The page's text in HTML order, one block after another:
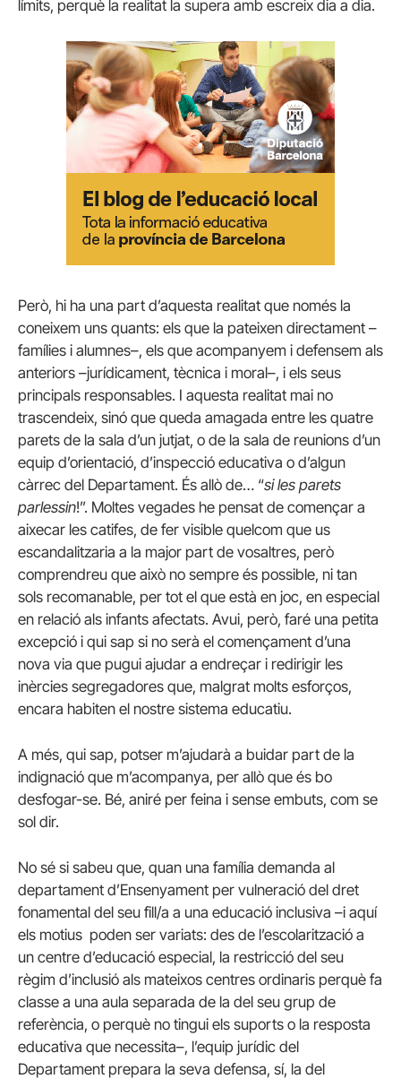
límits, perquè la realitat la supera amb escreix dia a dia.
Però, hi ha una part d’aquesta realitat que només la
coneixem uns quants: els que la pateixen directament –
famílies i alumnes–, els que acompanyem i defensem als
anteriors –jurídicament, tècnica i moral–, i els seus
principals responsables. I aquesta realitat mai no
trascendeix, sinó que queda amagada entre les quatre
parets de la sala d’un jutjat, o de la sala de reunions d’un
equip d’orientació, d’inspecció educativa o d’algun
càrrec del Departament. És allò de… “si les parets
parlessin!”. Moltes vegades he pensat de començar a
aixecar les catifes, de fer visible quelcom que us
escandalitzaria a la major part de vosaltres, però
comprendreu que això no sempre és possible, ni tan
sols recomanable, per tot el que està en joc, en especial
en relació als infants afectats. Avui, però, faré una petita
excepció i qui sap si no serà el començament d’una
nova via que pugui ajudar a endreçar i redirigir les
inèrcies segregadores que, malgrat molts esforços,
encara habiten el nostre sistema educatiu.
A més, qui sap, potser m’ajudarà a buidar part de la
indignació que m’acompanya, per allò que és bo
desfogar-se. Bé, aniré per feina i sense embuts, com se
sol dir.
No sé si sabeu que, quan una família demanda al
departament d’Ensenyament per vulneració del dret
fonamental del seu fill/a a una educació inclusiva –i aquí
els motius poden ser variats: des de l’escolarització a
un centre d’educació especial, la restricció del seu
règim d’inclusió als mateixos centres ordinaris perquè fa
classe a una aula separada de la del seu grup de
referència, o perquè no tingui els suports o la resposta
educativa que necessita–, l’equip jurídic del
Departament prepara la seva defensa, sí, la del